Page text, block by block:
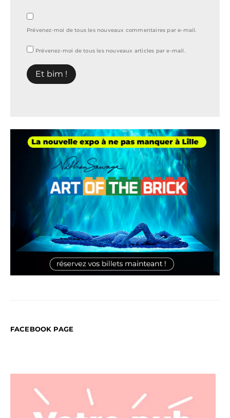
Prévenez-moi de tous les nouveaux commentaires par e-mail.
Prévenez-moi de tous les nouveaux articles par e-mail.
FACEBOOK PAGE